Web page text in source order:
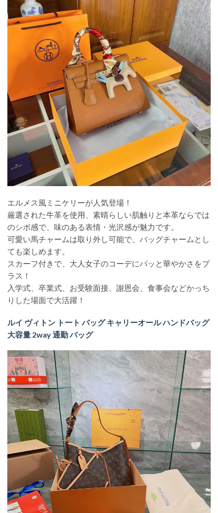
エルメス風ミニケリーが人気登場！
厳選された牛革を使用、素晴らしい肌触りと本革ならでは
のシボ感で、味のある表情・光沢感が魅力です。
可愛い馬チャームは取り外し可能で、バッグチャームとし
ても楽しめます。
スカーフ付きで、大人女子のコーデにパッと華やかさをプ
ラス！
入学式、卒業式、お受験面接、謝恩会、食事会などかっち
りした場面で大活躍！
ルイ ヴィトン トート バッグ キャリーオール ハンドバッグ
大容量 2way 通勤 バッグ